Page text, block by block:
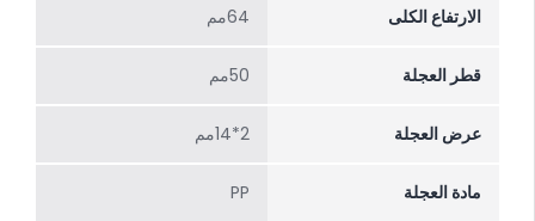
الارتفاع الکلی 64مم
قطر العجلة 50مم
عرض العجلة 2*14مم
مادة العجلة PP